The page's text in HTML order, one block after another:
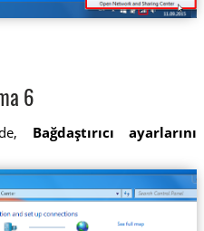
6
Bağdaştırıcı ayarlarını